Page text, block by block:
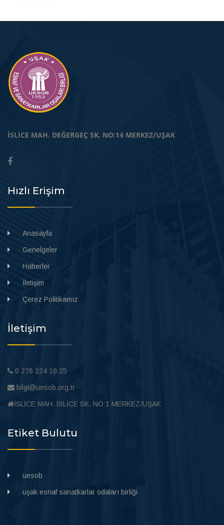
İSLİCE MAH. DEĞERGEÇ SK. NO:14 MERKEZ/UŞAK
Hızlı Erişim
Anasayfa
Genelgeler
Haberler
İletişim
Çerez Politikamız
İletişim
0 276 224 10 25
bilgi@uesob.org.tr
İSLİCE MAH. İSLİCE SK. NO:1 MERKEZ/UŞAK
Etiket Bulutu
uesob
uşak esnaf sanatkarlar odaları birliği